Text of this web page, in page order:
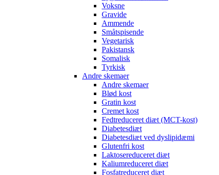
Voksne
Gravide
Ammende
Småtspisende
Vegetarisk
Pakistansk
Somalisk
Tyrkisk
Andre skemaer
Andre skemaer
Blød kost
Gratin kost
Cremet kost
Fedtreduceret diæt (MCT-kost)
Diabetesdiæt
Diabetesdiæt ved dyslipidæmi
Glutenfri kost
Laktosereduceret diæt
Kaliumreduceret diæt
Fosfatreduceret diæt